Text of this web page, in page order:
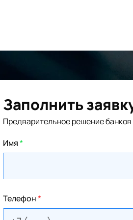
Заполнить
Предварительное решение банков
Имя*
Телефон*